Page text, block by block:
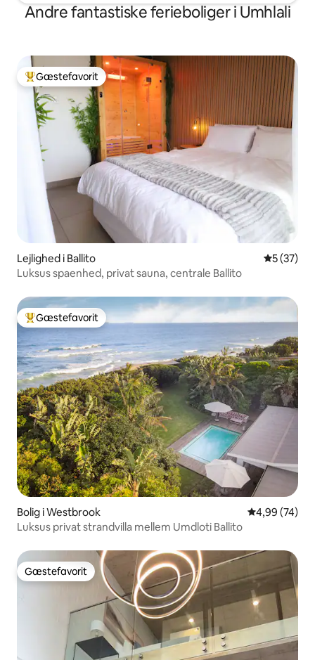
Andre fantastiske ferieboliger i Umhlali
Bedste gæstefavorit
Gæstefavorit
Lejlighed i Ballito 5 ud af 5 i
5 (37)
Luksus spaenhed, privat sauna, centrale Ballito
Bedste gæstefavorit
Gæstefavorit
Bolig i Westbrook 4,99 ud af 5 i
4,99 (74)
Luksus privat strandvilla mellem Umdloti Ballito
Gæstefavorit
Gæstefavorit